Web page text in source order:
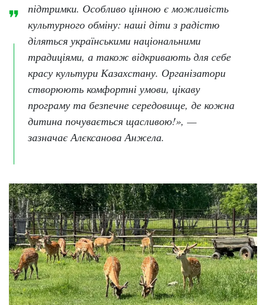
підтримки. Особливо цінною є можливість
культурного обміну: наші діти з радістю
діляться українськими національними
традиціями, а також відкривають для себе
красу культури Казахстану. Організатори
створюють комфортні умови, цікаву
програму та безпечне середовище, де кожна
дитина почувається щасливою!», —
зазначає Алєксанова Анжела.